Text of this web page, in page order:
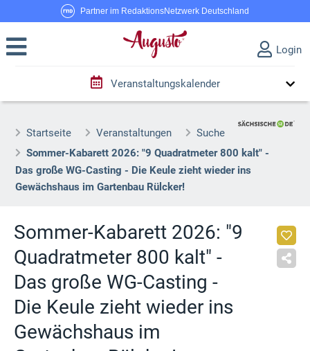
Partner im RedaktionsNetzwerk Deutschland
Login
Veranstaltungskalender
Startseite Veranstaltungen
Suche
Sommer-Kabarett 2026: "9 Quadratmeter 800 kalt" -
Das große WG-Casting - Die Keule zieht wieder ins
Gewächshaus im Gartenbau Rülcker!
Sommer-Kabarett 2026: "9
Quadratmeter 800 kalt" -
Das große WG-Casting -
Die Keule zieht wieder ins
Gewächshaus im